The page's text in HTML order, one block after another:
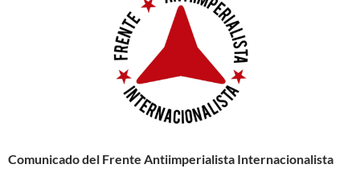
Comunicado del Frente Antiimperialista Internacionalista